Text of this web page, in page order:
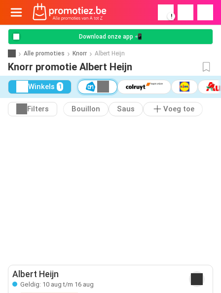
!
Download onze app 📲
Alle promoties Knorr Albert Heijn
Knorr promotie Albert Heijn
Winkels 1
Filters Bouillon Saus Voeg toe
Albert Heijn
Geldig: 10 aug t/m 16 aug